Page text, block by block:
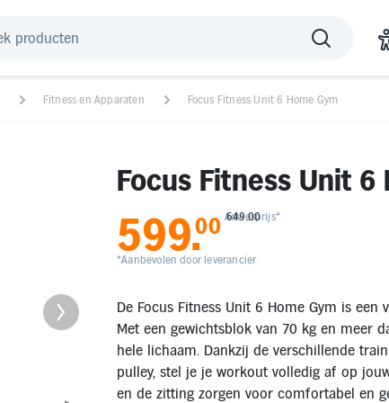
Fitness en Apparaten Focus Fitness Unit 6 Home Gym
Focus Fitness Unit 6
599.00 Adviesprijs*
649.00
*Aanbevolen door leverancier
De Focus Fitness Unit 6 Home Gym is
Met een gewichtsblok van 70 kg en meer
hele lichaam. Dankzij de verschillende
pulley, stel je je workout volledig af op
en de zitting zorgen voor comfortabel en